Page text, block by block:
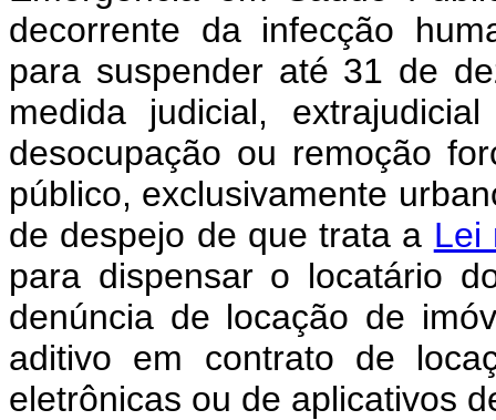
decorrente da infecção
para suspender até 31 de
medida judicial,
desocupação ou remoção
público, exclusivamente
de despejo de que trata a Lei
para dispensar o locatário
denúncia de locação de
aditivo em contrato de
eletrônicas ou de aplicativos